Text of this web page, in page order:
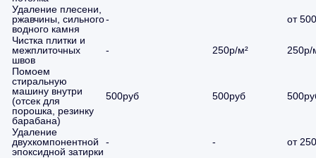
Удаление плесени,
ржавчины, сильного
водного камня
-
от
Чистка плитки и
межплиточных
швов
- 250р/м²
250р/
Помоем
стиральную
машину внутри
(отсек для
порошка, резинку
барабана)
500руб 500руб
Удаление
двухкомпонентной
эпоксидной затирки
- -
от